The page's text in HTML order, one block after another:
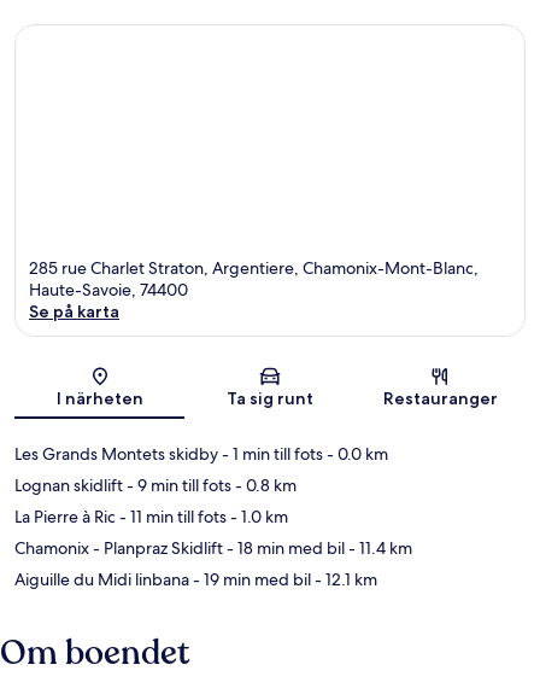
285 rue Charlet Straton, Argentiere, Chamonix-Mont-Blanc,
Haute-Savoie, 74400
Se på karta
I närheten Ta sig runt Restauranger
Les Grands Montets skidby- 1 min till fots- 0.0 km
Lognan skidlift- 9 min till fots- 0.8 km
La Pierre à Ric- 11 min till fots- 1.0 km
Chamonix - Planpraz Skidlift- 18 min med bil- 11.4 km
Aiguille du Midi linbana- 19 min med bil- 12.1 km
Om boendet